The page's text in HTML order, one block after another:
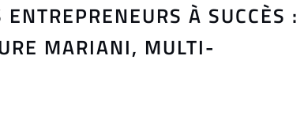
À SUCCÈS :
MARIANI, MULTI-